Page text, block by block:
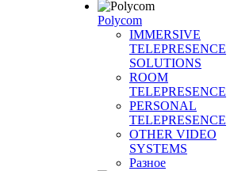
Polycom
IMMERSIVE
TELEPRESENCE
SOLUTIONS
ROOM
TELEPRESENCE
PERSONAL
TELEPRESENCE
OTHER VIDEO
SYSTEMS
Разное